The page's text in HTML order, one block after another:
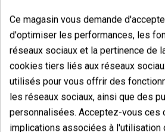
Comment cultiver la
LaHollywoodest une plante
moyenne, idéale pour la culture en
structure tend vers celle d’une
facile à gérer dans les petits
parfaitement aux techniques de
LST (Low Stress Training)ou le
Green) , ce qui permet de
final.
Ce magasin vous demande
d'optimiser les performances, les
réseaux sociaux et la pertinence de
cookies tiers liés aux réseaux
utilisés pour vous offrir des
les réseaux sociaux, ainsi que des
personnalisées. Acceptez-vous ces
implications associées à l'utilisation